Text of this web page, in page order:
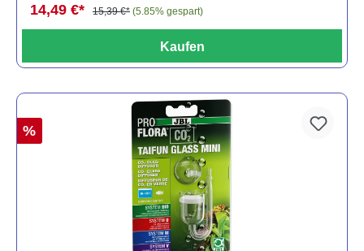
14,49 €* 15,39 €* (5.85% gespart)
Kaufen
%